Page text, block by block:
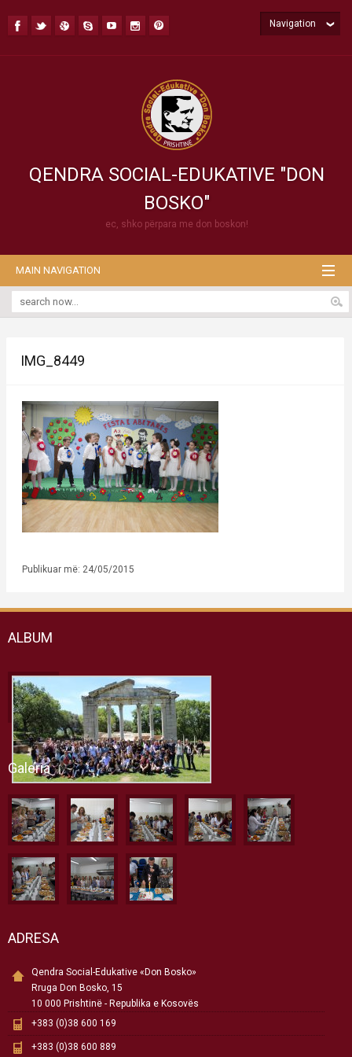
QENDRA SOCIAL-EDUKATIVE "DON
BOSKO"
ec, shko përpara me don boskon!
Navigation
MAIN NAVIGATION
IMG_8449
Publikuar më: 24/05/2015
ALBUM
Galeria
ADRESA
Qendra Social-Edukative «Don Bosko»
Rruga Don Bosko, 15
10 000 Prishtinë - Republika e Kosovës
+383 (0)38 600 169
+383 (0)38 600 889